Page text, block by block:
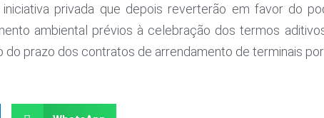
privada que depois reverterão em favor do
ambiental prévios à celebração dos termos
do prazo dos contratos de arrendamento de terminais